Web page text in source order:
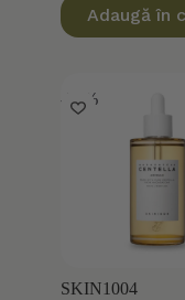
a
fost:
este:
59,15 lei.
Adaugă în
-30%
SKIN1004